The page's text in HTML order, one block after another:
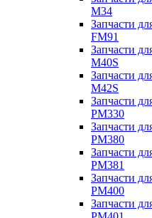
M34
Запчасти
FM91
Запчасти
M40S
Запчасти
M42S
Запчасти
PM330
Запчасти
PM380
Запчасти
PM381
Запчасти
PM400
Запчасти